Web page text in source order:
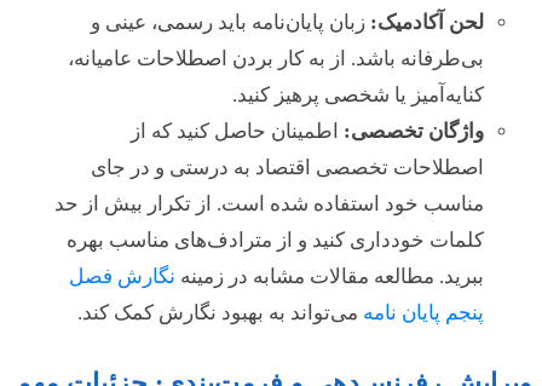
لحن آکادمیک: زبان پایان‌نامه باید رسمی، عینی و
بی‌طرفانه باشد. از به کار بردن اصطلاحات عامیانه،
کنایه‌آمیز یا شخصی پرهیز کنید.
واژگان تخصصی: اطمینان حاصل کنید که از
اصطلاحات تخصصی اقتصاد به درستی و در جای
مناسب خود استفاده شده است. از تکرار بیش از حد
کلمات خودداری کنید و از مترادف‌های مناسب بهره
ببرید. مطالعه مقالات مشابه در زمینه نگارش فصل
پنجم پایان نامه می‌تواند به بهبود نگارش کمک کند.